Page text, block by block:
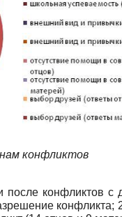
конфликтов
конфликтов